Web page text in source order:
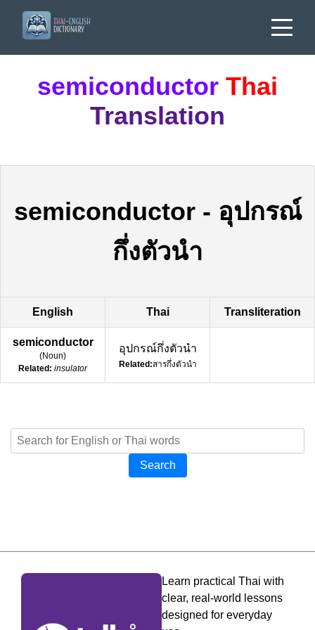
semiconductor Thai
Translation
semiconductor- อุปกรณ์
กึ่งตัวนำ
English Thai Transliteration
semiconductor
(Noun)
Related: insulator
อุปกรณ์กึ่งตัวนำ
Related:สารกึ่งตัวนำ
Search
Learn practical Thai with
clear, real-world lessons
designed for everyday